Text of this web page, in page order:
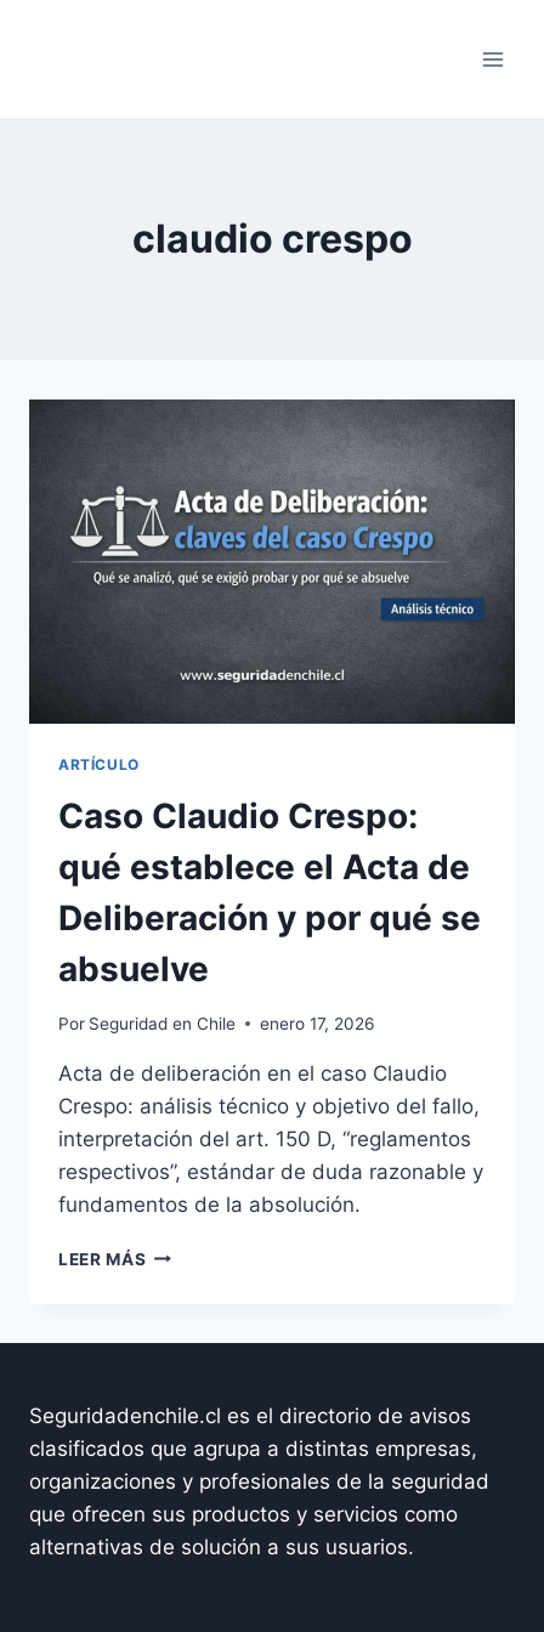
claudio crespo
ARTÍCULO
Caso Claudio Crespo:
qué establece el Acta de
Deliberación y por qué se
absuelve
Por Seguridad en Chile enero 17, 2026
Acta de deliberación en el caso Claudio
Crespo: análisis técnico y objetivo del fallo,
interpretación del art. 150 D, “reglamentos
respectivos”, estándar de duda razonable y
fundamentos de la absolución.
LEER MÁS CASO
ACTA
DE
DELIBERACIÓN
Y
POR
SE
Seguridadenchile.cl es el directorio de avisos
clasificados que agrupa a distintas empresas,
organizaciones y profesionales de la seguridad
que ofrecen sus productos y servicios como
alternativas de solución a sus usuarios.